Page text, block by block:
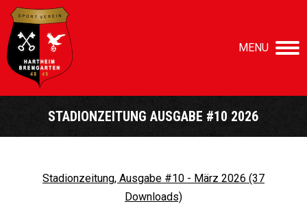
MENU
STADIONZEITUNG AUSGABE #10 2026
Sie befinden sich hier:
Stadionzeitung, Ausgabe #10 - März 2026 (37
Downloads)